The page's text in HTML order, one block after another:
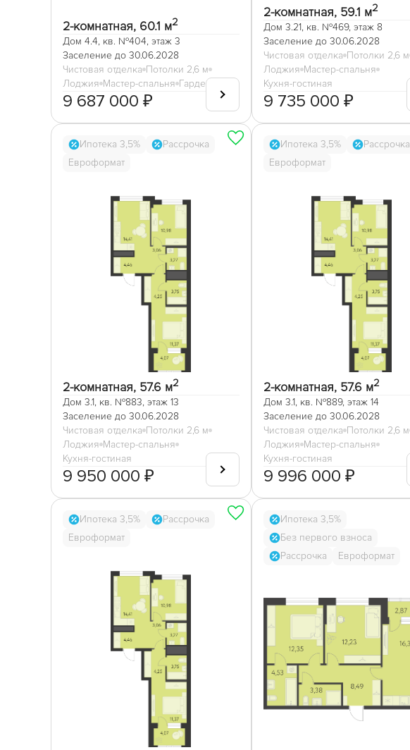
2-комнатная, 60.1 м2
Дом 4.4, кв. №404, этаж 3
Заселение до 30.06.2028
Чистовая отделка Потолки 2,6 м
Лоджия Мастер-спальня Гардеробная
9 687 000 ₽
2-комнатная, 59.1 м2
Дом 3.21, кв. №469, этаж 8
Заселение до 30.06.2028
Чистовая отделка Потолки 2,6 м
Лоджия Мастер-спальня
Кухня-гостиная
9 735 000 ₽
Ипотека 3,5%
Рассрочка
Евроформат
2-комнатная, 57.6 м2
Дом 3.1, кв. №883, этаж 13
Заселение до 30.06.2028
Чистовая отделка Потолки 2,6 м
Лоджия Мастер-спальня
Кухня-гостиная
9 950 000 ₽
Ипотека 3,5%
Рассрочка
Евроформат
2-комнатная, 57.6 м2
Дом 3.1, кв. №889, этаж 14
Заселение до 30.06.2028
Чистовая отделка Потолки 2,6 м
Лоджия Мастер-спальня
Кухня-гостиная
9 996 000 ₽
Ипотека 3,5%
Рассрочка
Евроформат
Ипотека 3,5%
Без первого взноса
Рассрочка
Евроформат